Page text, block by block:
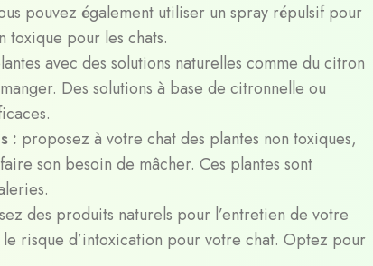
pouvez également utiliser un spray répulsif pour
toxique pour les chats.
avec des solutions naturelles comme du citron
Des solutions à base de citronnelle ou
: proposez à votre chat des plantes non toxiques,
son besoin de mâcher. Ces plantes sont
des produits naturels pour l’entretien de votre
risque d’intoxication pour votre chat. Optez pour